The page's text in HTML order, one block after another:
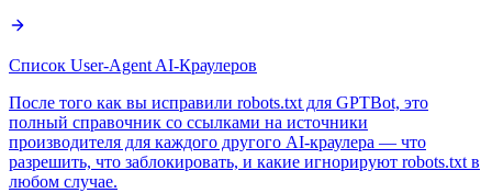
Список User-Agent AI-Краулеров
После того как вы исправили robots.txt для GPTBot, это
полный справочник со ссылками на источники
производителя для каждого другого AI-краулера — что
разрешить, что заблокировать, и какие игнорируют robots.txt в
любом случае.